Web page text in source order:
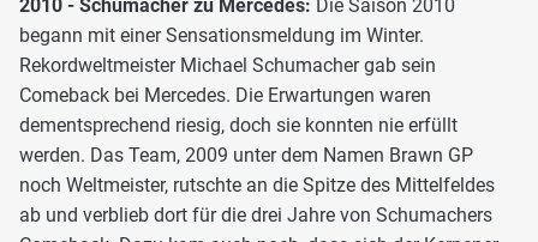
2010 - Schumacher zu Mercedes: Die Saison 2010
begann mit einer Sensationsmeldung im Winter.
Rekordweltmeister Michael Schumacher gab sein
Comeback bei Mercedes. Die Erwartungen waren
dementsprechend riesig, doch sie konnten nie erfüllt
werden. Das Team, 2009 unter dem Namen Brawn GP
noch Weltmeister, rutschte an die Spitze des Mittelfeldes
ab und verblieb dort für die drei Jahre von Schumachers